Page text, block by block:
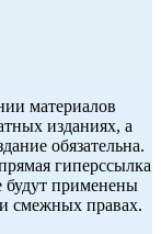
материалов
изданиях, а
обязательна.
гиперссылка
будут применены
смежных правах.